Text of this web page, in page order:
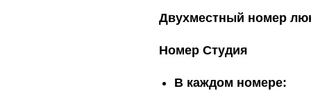
Двухместный номер
Номер Студия
В каждом номере: